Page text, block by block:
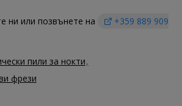
ни или позвънете на
+359 889 909
пили за нокти
фрези